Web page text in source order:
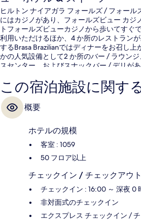
ヒルトン ナイアガラ フォールズ / フォール
にはカジノがあり、フォールズビュー カジ
トフォールズビューカジノから歩いてすぐ
利用いただけるほか、4 か所のレストラン
するBrasa Brazilianではディナーをお召し
かの人気設備として2 か所のバー / ラウン
スセンター、およびスナックバー / デリが
この宿泊施設に関す
概要
ホテルの規模
客室 : 1059
50 フロア以上
チェックイン / チェックアウト
チェックイン : 16:00 ～ 深夜 0
非対面式のチェックイン
エクスプレス チェックイン /